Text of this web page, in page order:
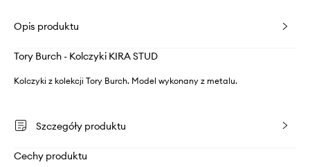
Opis produktu
Tory Burch - Kolczyki KIRA STUD
Kolczyki z kolekcji Tory Burch. Model wykonany z metalu.
Szczegóły produktu
Cechy produktu